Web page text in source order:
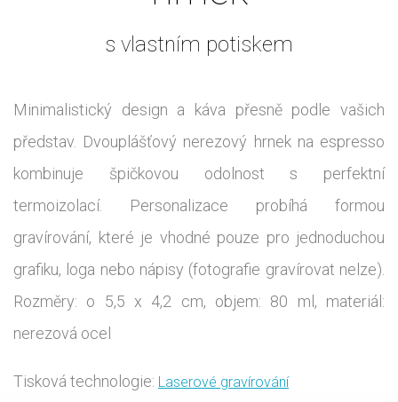
s vlastním potiskem
Minimalistický design a káva přesně podle vašich
představ. Dvouplášťový nerezový hrnek na espresso
kombinuje špičkovou odolnost s perfektní
termoizolací. Personalizace probíhá formou
gravírování, které je vhodné pouze pro jednoduchou
grafiku, loga nebo nápisy (fotografie gravírovat nelze).
Rozměry: o 5,5 x 4,2 cm, objem: 80 ml, materiál:
nerezová ocel
Tisková technologie: Laserové gravírování